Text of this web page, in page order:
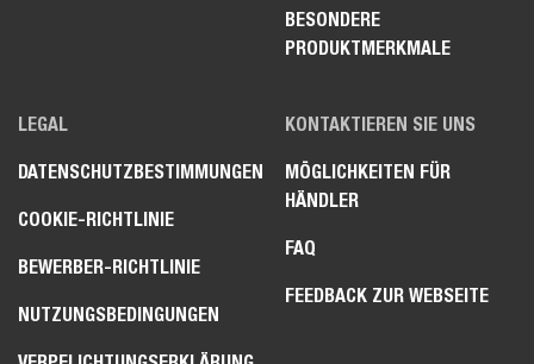
BESONDERE
PRODUKTMERKMALE
LEGAL
DATENSCHUTZBESTIMMUNGEN
COOKIE-RICHTLINIE
BEWERBER-RICHTLINIE
NUTZUNGSBEDINGUNGEN
KONTAKTIEREN SIE UNS
MÖGLICHKEITEN FÜR
HÄNDLER
FAQ
FEEDBACK ZUR WEBSEITE